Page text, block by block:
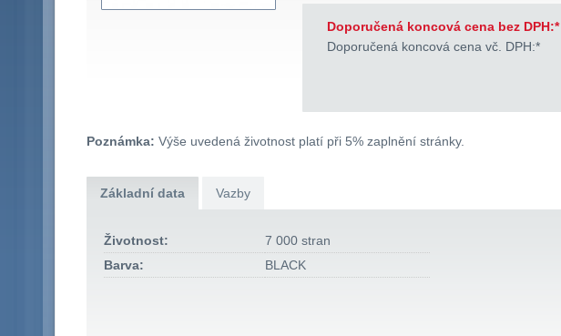
Doporučená koncová cena bez DPH:*
Doporučená koncová cena vč. DPH:*
Poznámka: Výše uvedená životnost platí při 5% zaplnění stránky.
Základní data Vazby
Životnost:
7 000 stran
Barva:
BLACK